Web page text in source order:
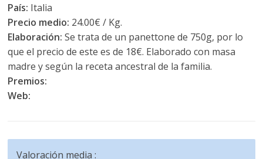
País: Italia
Precio medio: 24.00€ / Kg.
Elaboración: Se trata de un panettone de 750g, por lo
que el precio de este es de 18€. Elaborado con masa
madre y según la receta ancestral de la familia.
Premios:
Web:
Valoración media :